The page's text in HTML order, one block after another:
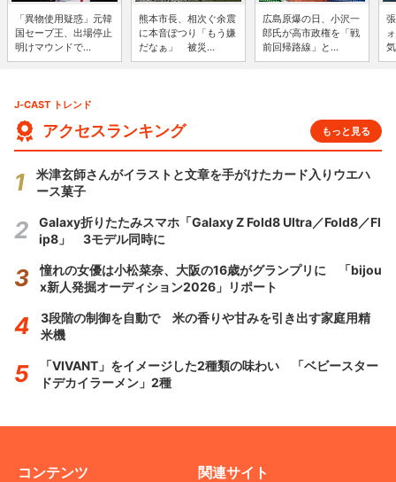
「異物使用疑惑」元韓
国セーブ王、出場停止
明けマウンドで...
熊本市長、相次ぐ余震
に本音ぽつり「もう嫌
だなぁ」 被災...
広島原爆の日、小沢一
郎氏が高市政権を「戦
前回帰路線」と...
J-CAST トレンド
アクセスランキング もっと見る
米津玄師さんがイラストと文章を手がけたカード入りウエハ
ース菓子
Galaxy折りたたみスマホ「Galaxy Z Fold8 Ultra／Fold8／Fl
ip8」 3モデル同時に
憧れの女優は小松菜奈、大阪の16歳がグランプリに 「bijou
x新人発掘オーディション2026」リポート
3段階の制御を自動で 米の香りや甘みを引き出す家庭用精
米機
「VIVANT」をイメージした2種類の味わい 「ベビースター
ドデカイラーメン」2種
コンテンツ 関連サイト